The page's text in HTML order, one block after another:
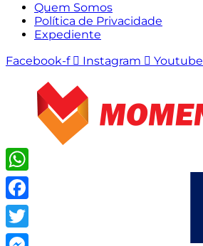
Quem Somos
Política de Privacidade
Expediente
Facebook-f
Instagram Youtube
WhatsApp
Facebook
Twitter